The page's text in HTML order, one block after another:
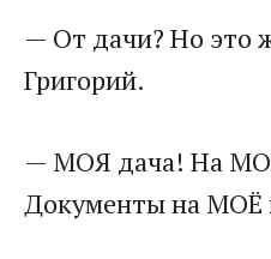
— От дачи? Но это
Григорий.
— МОЯ дача! На
Документы на МОЁ